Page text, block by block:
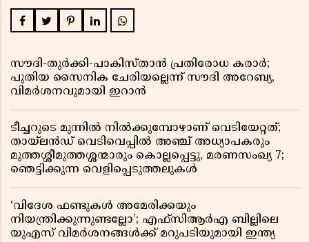
സൗദി-തുർക്കി-പാകിസ്താൻ പ്രതിരോധ കരാർ;
പുതിയ സൈനിക ചേരിയല്ലെന്ന് സൗദി അറേബ്യ,
വിമർശനവുമായി ഇറാൻ
ടീച്ചറുടെ മുന്നിൽ നിൽക്കുമ്പോഴാണ് വെടിയേറ്റത്;
തായ്‌ലൻഡ് വെടിവെപ്പിൽ അഞ്ച് അധ്യാപകരും
മുത്തശ്ശീമുത്തശ്ശന്മാരും കൊല്ലപ്പെട്ടു, മരണസംഖ്യ 7;
ഞെട്ടിക്കുന്ന വെളിപ്പെടുത്തലുകൾ
‘വിദേശ ഫണ്ടുകൾ അമേരിക്കയും
നിയന്ത്രിക്കുന്നുണ്ടല്ലോ’; എഫ്സിആർഎ ബില്ലിലെ
യുഎസ് വിമർശനങ്ങൾക്ക് മറുപടിയുമായി ഇന്ത്യ